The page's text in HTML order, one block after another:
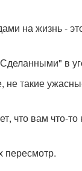
на жизнь -
в
такие
что вам что-то
пересмотр.